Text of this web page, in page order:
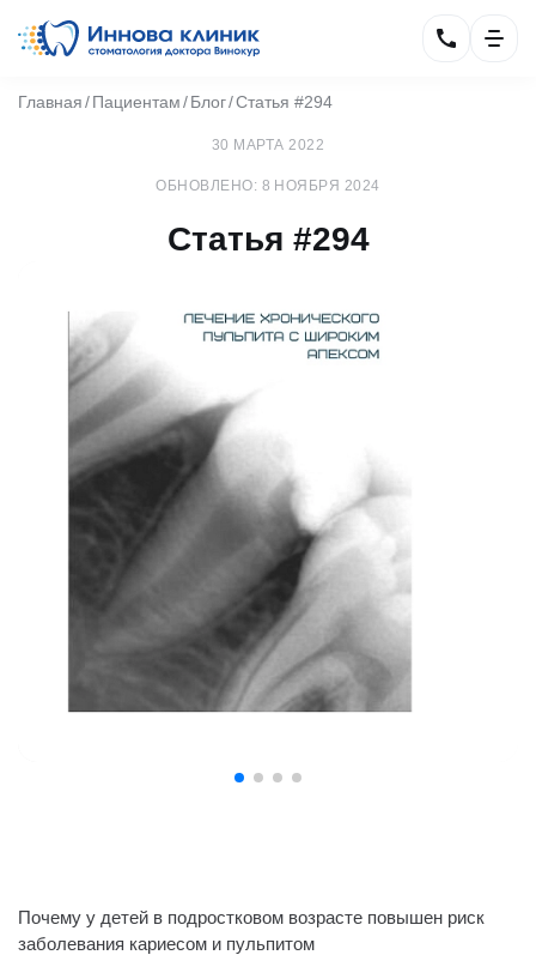
Главная Пациентам Блог Статья #294
30 МАРТА 2022
ОБНОВЛЕНО: 8 НОЯБРЯ 2024
Статья #294
Почему у детей в подростковом возрасте повышен риск
заболевания кариесом и пульпитом